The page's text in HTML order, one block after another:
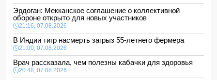
Эрдоган: Мекканское соглашение о коллективной
обороне открыто для новых участников
21:16, 07.08.2026
В Индии тигр насмерть загрыз 55-летнего фермера
21:00, 07.08.2026
Врач рассказала, чем полезны кабачки для здоровья
20:48, 07.08.2026